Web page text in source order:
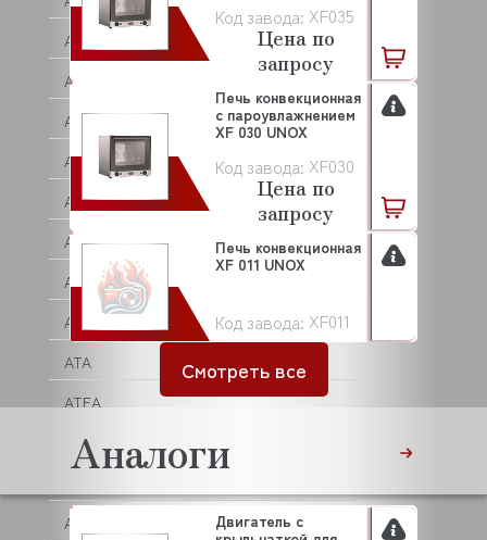
ARTHERMO
ASCASO
ASCO
ASCOBLOC
ASCON TECNOLOGIC
ASF/THOMAS
ASKO
ASSUM
ATA
ATEA
ATEL
ATOLLSPEED
Код завода: XF035
Цена по
запросу
Код завода: XF030
Печь конвекционная
с пароувлажнением
XF 030 UNOX
Цена по
запросу
Код завода: XF011
Печь конвекционная
XF 011 UNOX
Смотреть все
Аналоги
Двигатель с